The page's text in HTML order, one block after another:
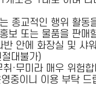
종교적인 행위 활동
보 또는 물품을 판매
안에 화장실 및 샤
대불가)
·무미라 매우 위험
중이니 이용 부탁 드